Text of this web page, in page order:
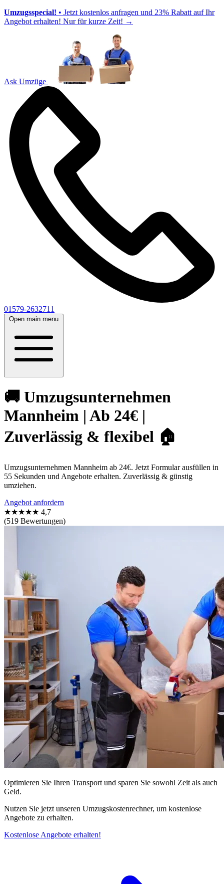
Umzugsspecial! • Jetzt kostenlos anfragen und 23% Rabatt auf Ihr
Angebot erhalten! Nur für kurze Zeit! →
Ask Umzüge
01579-2632711
Open main menu
🚚 Umzugsunternehmen
Mannheim | Ab 24€ |
Zuverlässig & flexibel 🏠
Umzugsunternehmen Mannheim ab 24€. Jetzt Formular ausfüllen in
55 Sekunden und Angebote erhalten. Zuverlässig & günstig
umziehen.
Angebot anfordern
★★★★★ 4,7
(519 Bewertungen)
Optimieren Sie Ihren Transport und sparen Sie sowohl Zeit als auch
Geld.
Nutzen Sie jetzt unseren Umzugskostenrechner, um kostenlose
Angebote zu erhalten.
Kostenlose Angebote erhalten!